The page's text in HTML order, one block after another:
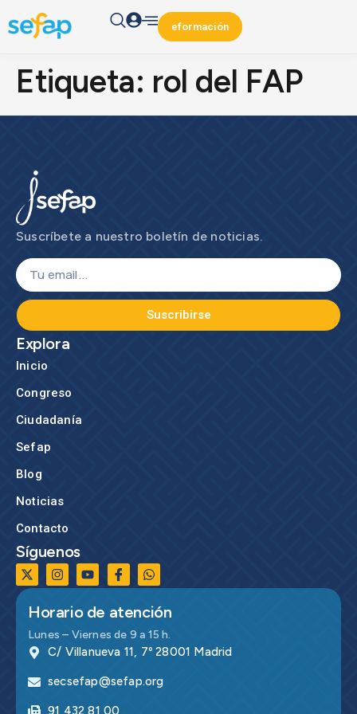
eformación
Etiqueta: rol del FAP
Suscríbete a nuestro boletín de noticias.
Suscribirse
Explora
Inicio
Congreso
Ciudadanía
Sefap
Blog
Noticias
Contacto
Síguenos
Horario de atención
Lunes – Viernes de 9 a 15 h.
C/ Villanueva 11, 7º 28001 Madrid
secsefap@sefap.org
91 432 81 00